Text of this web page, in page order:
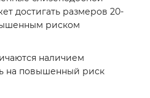
достигать размеров 20-
риском
наличием
на повышенный риск